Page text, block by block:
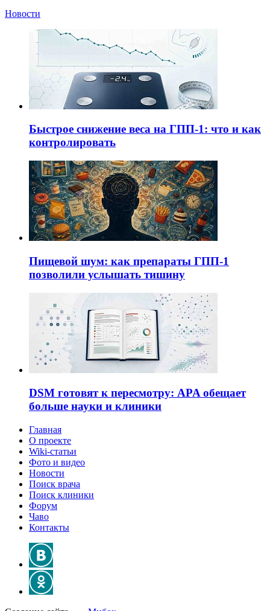
Новости
Быстрое снижение веса на ГПП-1: что и как
контролировать
Пищевой шум: как препараты ГПП-1
позволили услышать тишину
DSM готовят к пересмотру: APA обещает
больше науки и клиники
Главная
О проекте
Wiki-статьи
Фото и видео
Новости
Поиск врача
Поиск клиники
Форум
Чаво
Контакты